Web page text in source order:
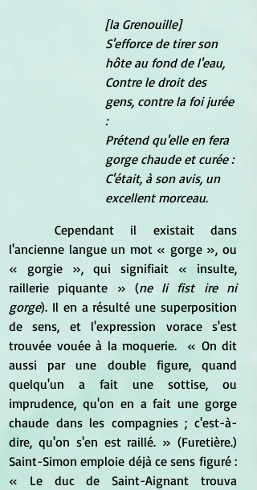
[la Grenouille]
S'efforce de tirer son
hôte au fond de l'eau,
Contre le droit des
gens, contre la foi jurée
:
Prétend qu'elle en fera
gorge chaude et curée :
C'était, à son avis, un
excellent morceau.
l'ancienne langue un mot « gorge », ou
« gorgie », qui signifiait « insulte,
raillerie piquante » (ne li fist ire ni
gorge). Il en a résulté une superposition
de sens, et l'expression vorace s'est
trouvée vouée à la moquerie.  « On dit
aussi par une double figure, quand
quelqu'un a fait une sottise, ou
imprudence, qu'on en a fait une gorge
chaude dans les compagnies ; c'est-à-
dire, qu'on s'en est raillé. » (Furetière.)
Saint-Simon emploie déjà ce sens figuré :
« Le duc de Saint-Aignant trouva